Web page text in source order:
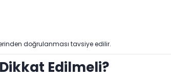
doğrulanması tavsiye edilir.
Edilmeli?